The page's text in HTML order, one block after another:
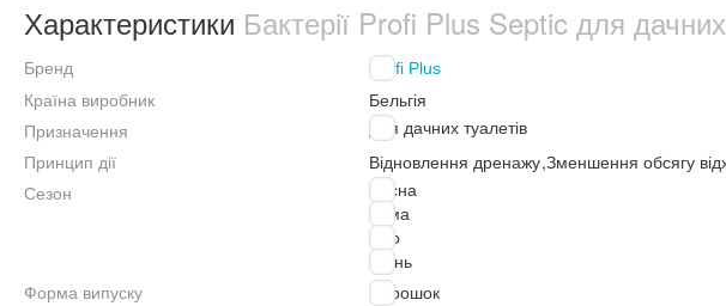
Характеристики Бактерії Profi Plus Septic для
Бренд Profi Plus
Країна виробник
Бельгія
Призначення
Для дачних туалетів
Принцип дії
Відновлення дренажу,Зменшення обсягу
Сезон
Весна
Зима
Літо
Осінь
Форма випуску
Порошок